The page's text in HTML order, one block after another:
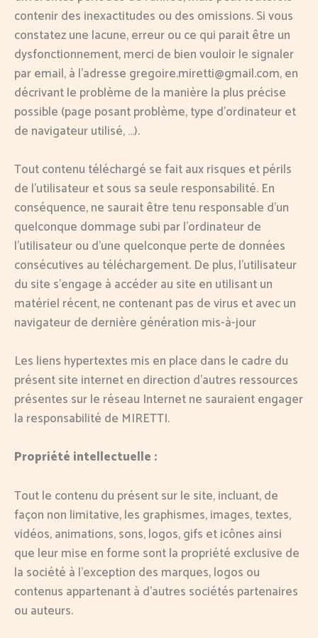
contenir des inexactitudes ou des omissions. Si vous
constatez une lacune, erreur ou ce qui parait être un
dysfonctionnement, merci de bien vouloir le signaler
par email, à l’adresse gregoire.miretti@gmail.com, en
décrivant le problème de la manière la plus précise
possible (page posant problème, type d’ordinateur et
de navigateur utilisé, …).
Tout contenu téléchargé se fait aux risques et périls
de l’utilisateur et sous sa seule responsabilité. En
conséquence, ne saurait être tenu responsable d’un
quelconque dommage subi par l’ordinateur de
l’utilisateur ou d’une quelconque perte de données
consécutives au téléchargement. De plus, l’utilisateur
du site s’engage à accéder au site en utilisant un
matériel récent, ne contenant pas de virus et avec un
navigateur de dernière génération mis-à-jour
Les liens hypertextes mis en place dans le cadre du
présent site internet en direction d’autres ressources
présentes sur le réseau Internet ne sauraient engager
la responsabilité de MIRETTI.
Propriété intellectuelle :
Tout le contenu du présent sur le site, incluant, de
façon non limitative, les graphismes, images, textes,
vidéos, animations, sons, logos, gifs et icônes ainsi
que leur mise en forme sont la propriété exclusive de
la société à l’exception des marques, logos ou
contenus appartenant à d’autres sociétés partenaires
ou auteurs.